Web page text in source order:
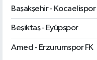
Başakşehir - Kocaelispor
Beşiktaş - Eyüpspor
Amed - Erzurumspor FK